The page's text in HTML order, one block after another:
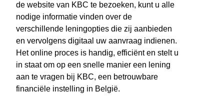
de website van KBC te bezoeken, kunt u alle
nodige informatie vinden over de
verschillende leningopties die zij aanbieden
en vervolgens digitaal uw aanvraag indienen.
Het online proces is handig, efficiënt en stelt u
in staat om op een snelle manier een lening
aan te vragen bij KBC, een betrouwbare
financiële instelling in België.